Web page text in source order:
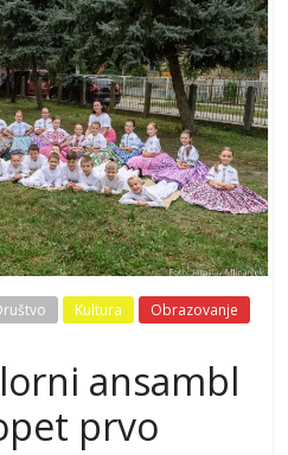
Kultura Obrazovanje
ansambl
prvo